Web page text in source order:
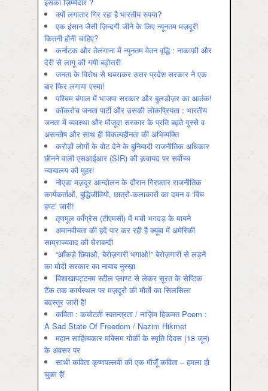
क्यों लगातार गिर रहा है भारतीय रुपया?
एक इंसान जैसी ज़िन्दगी जीने के लिए न्यूनतम मज़दूरी
कितनी होनी चाहिए?
कर्नाटक और तेलंगाना में न्यूनतम वेतन वृद्धि : नाकाफ़ी और
देरी से लागू की गयी बढ़ोत्तरी
जनता के विरोध से घबराकर उत्तर प्रदेश सरकार ने एक
बार फिर लगाया एस्मा!
पश्चिम बंगाल में भाजपा सरकार और बुलडोज़र का आतंक!
कॉकरोच जनता पार्टी और उसकी लोकप्रियता : भारतीय
जनता में व्‍यवस्‍था और मौजूदा सरकार के प्रति बढ़ते गुस्‍से व
असन्‍तोष और साथ ही विकल्‍पहीनता की अभिव्‍यक्ति
करोड़ों लोगों के वोट देने के बुनियादी राजनीतिक अधिकार
छीनने वाली एसआईआर (SIR) की क़वायद पर सर्वोच्च
न्यायालय की मुहर!
नोएडा मज़दूर आन्दोलन के दौरान गिरफ़्तार राजनीतिक
कार्यकर्ताओं, बुद्धिजीवियों, छात्रों-कलाकारों का दमन व ‘विच
हण्ट’ जारी!
तृणमूल काँग्रेस (टीएमसी) में मची भगदड़ के मायने
अमानवीयता की हदें पार कर रही है क्यूबा में अमेरिकी
साम्राज्यवाद की घेराबन्दी
“आँकड़े छिपाओ, बेरोज़गारी भगाओ!” बेरोज़गारी से लड़ने
का मोदी सरकार का नायाब नुस्ख़ा
विशाखापट्टनम स्टील प्लाण्ट से लेकर सूरत के सेप्टिक
टैंक तक कार्यस्थल पर मज़दूरों की मौतों का सिलसिला
बदस्तूर जारी है!
कविता : कचोटती स्वतन्त्रता / नाज़िम हिकमत Poem :
A Sad State Of Freedom / Nazim Hikmet
महान साहित्यकार मक्सिम गोर्की के स्मृति दिवस (18 जून)
के अवसर पर
साथी कविता कृष्णपल्लवी की एक मौजूँ कविता – हमला हो
चुका है!